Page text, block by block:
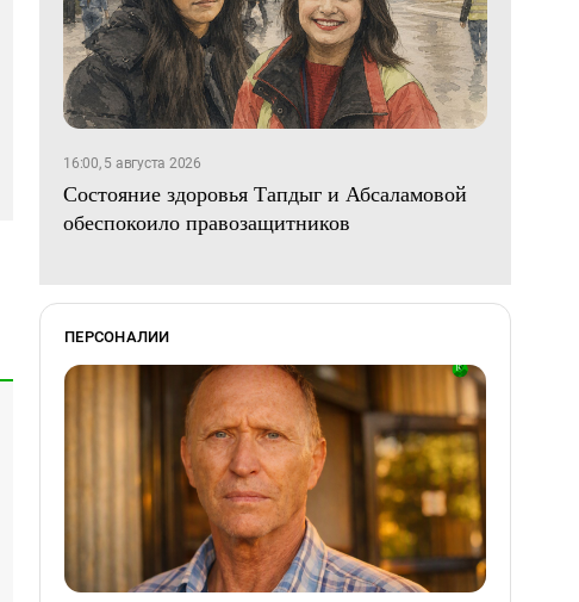
16:00, 5 августа 2026
Состояние здоровья Тапдыг и Абсаламовой
обеспокоило правозащитников
ПЕРСОНАЛИИ